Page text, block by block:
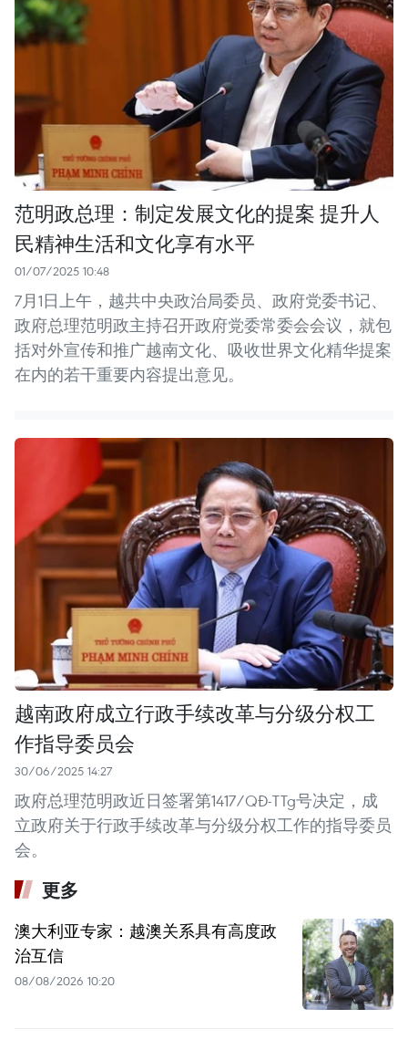
范明政总理：制定发展文化的提案 提升人
民精神生活和文化享有水平
01/07/2025 10:48
7月1日上午，越共中央政治局委员、政府党委书记、
政府总理范明政主持召开政府党委常委会会议，就包
括对外宣传和推广越南文化、吸收世界文化精华提案
在内的若干重要内容提出意见。
越南政府成立行政手续改革与分级分权工
作指导委员会
30/06/2025 14:27
政府总理范明政近日签署第1417/QĐ-TTg号决定，成
立政府关于行政手续改革与分级分权工作的指导委员
会。
更多
澳大利亚专家：越澳关系具有高度政
治互信
08/08/2026 10:20